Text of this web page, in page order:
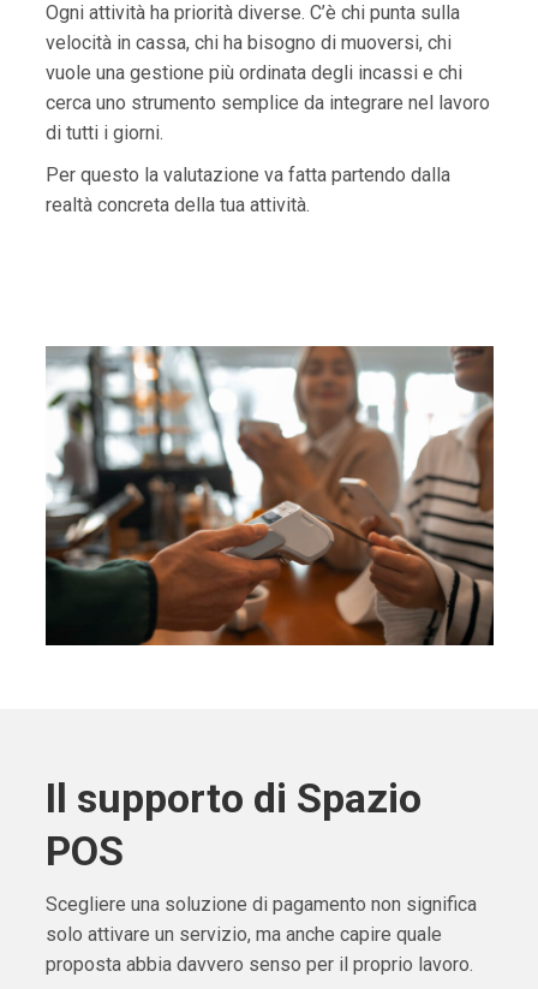
Ogni attività ha priorità diverse. C’è chi punta sulla
velocità in cassa, chi ha bisogno di muoversi, chi
vuole una gestione più ordinata degli incassi e chi
cerca uno strumento semplice da integrare nel lavoro
di tutti i giorni.
Per questo la valutazione va fatta partendo dalla
realtà concreta della tua attività.
Il supporto di Spazio
POS
Scegliere una soluzione di pagamento non significa
solo attivare un servizio, ma anche capire quale
proposta abbia davvero senso per il proprio lavoro.